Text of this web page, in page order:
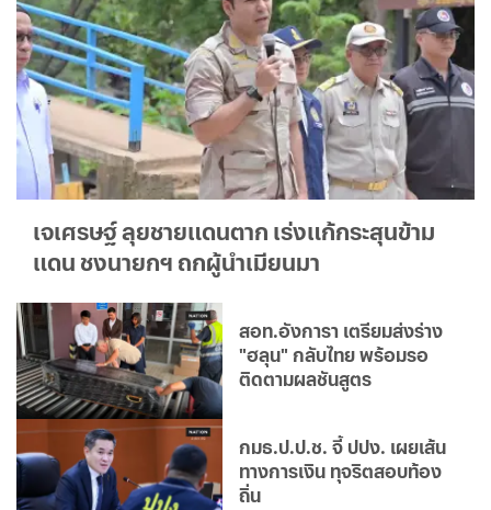
เจเศรษฐ์ ลุยชายแดนตาก เร่งแก้กระสุนข้าม
แดน ชงนายกฯ ถกผู้นำเมียนมา
สอท.อังการา เตรียมส่งร่าง
"ฮลุน" กลับไทย พร้อมรอ
ติดตามผลชันสูตร
กมธ.ป.ป.ช. จี้ ปปง. เผยเส้น
ทางการเงิน ทุจริตสอบท้อง
ถิ่น